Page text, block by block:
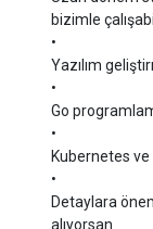
bizimle
•
Yazılım
•
Go
•
Kubernetes
•
Detaylara
alıyorsan